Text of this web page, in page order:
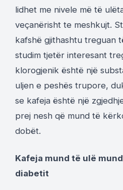
lidhet me nivele më të
veçanërisht te meshkujt.
kafshë gjithashtu treguan
studim tjetër interesant
klorogjenik është një
uljen e peshës trupore,
se kafeja është një
prej nesh që mund të
dobët.
Kafeja mund të ulë
diabetit